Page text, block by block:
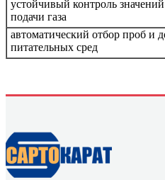
устойчивый контроль
подачи газа
автоматический отбор проб и
питательных сред